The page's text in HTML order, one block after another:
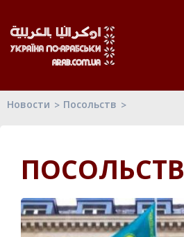
Новости Посольств
ПОСОЛЬСТВ